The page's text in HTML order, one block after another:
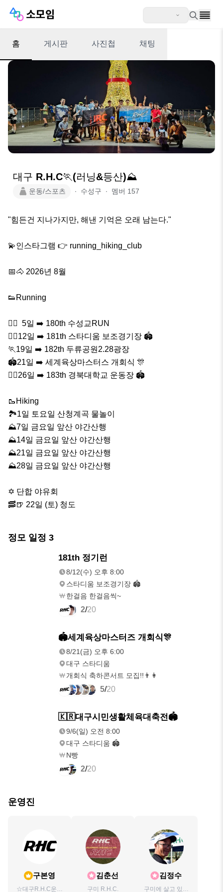
홈 게시판 사진첩 채팅
대구 R.H.C🏃‍(러닝&등산)⛰️
운동/스포츠 ∙ 수성구 ∙ 멤버 157
"힘든건 지나가지만, 해낸 기억은 오래 남는다."
💫인스타그램 👉 running_hiking_club
📅🐴 2026년 8월
👟Running
🏃‍♂️  5일 ➡️ 180th 수성교RUN
🏃‍♀️12일 ➡️ 181th 스타디움 보조경기장 🏟
🏃19일 ➡️ 182th 두류공원2.28광장
🏟21일 ➡️ 세계육상마스터스 개회식 🎊
🏃‍♂️26일 ➡️ 183th 경북대학교 운동장 🏟
🥾Hiking
🏞1일 토요일 산청계곡 물놀이
⛰️7일 금요일 앞산 야간산행
⛰️14일 금요일 앞산 야간산행
⛰️21일 금요일 앞산 야간산행
⛰️28일 금요일 앞산 야간산행
✡️ 단합 야유회
🥓🍺 22일 (토) 청도
정모 일정 3
181th 정기런
8/12(수) 오후 8:00
스타디움 보조경기장 🏟
한걸음 한걸음씩~
2/20
🏟세계육상마스터즈 개회식🎊
8/21(금) 오후 6:00
대구 스타디움
개회식 축하콘서트 모집!!👨‍👩
5/20
🇰🇷대구시민생활체육대축전🏟
9/6(일) 오전 8:00
대구 스타디움 🏟
N빵
2/20
운영진
구본영
☆대구R.H.C운영
김춘선
구미 R.H.C.
김정수
구미에 살고 있어